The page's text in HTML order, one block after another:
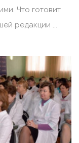
Что готовит
редакции ...